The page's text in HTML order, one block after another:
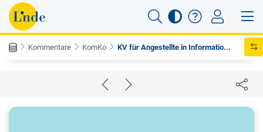
Kommentare KomKo KV für Angestellte in Informatio...